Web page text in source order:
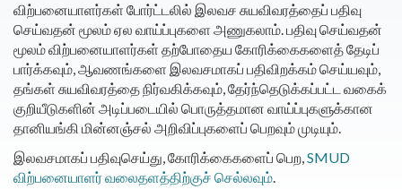
விற்பனையாளர்கள் போர்ட்டலில் இலவச சுயவிவரத்தைப் பதிவு
செய்வதன் மூலம் ஏல வாய்ப்புகளை அணுகலாம். பதிவு செய்வதன்
மூலம் விற்பனையாளர்கள் தற்போதைய கோரிக்கைகளைத் தேடிப்
பார்க்கவும், ஆவணங்களை இலவசமாகப் பதிவிறக்கம் செய்யவும்,
தங்கள் சுயவிவரத்தை நிர்வகிக்கவும், தேர்ந்தெடுக்கப்பட்ட வகைக்
குறியீடுகளின் அடிப்படையில் பொருத்தமான வாய்ப்புகளுக்கான
தானியங்கி மின்னஞ்சல் அறிவிப்புகளைப் பெறவும் முடியும்.
இலவசமாகப் பதிவுசெய்து, கோரிக்கைகளைப் பெற,SMUD
விற்பனையாளர் வலைதளத்திற்குச் செல்லவும்.